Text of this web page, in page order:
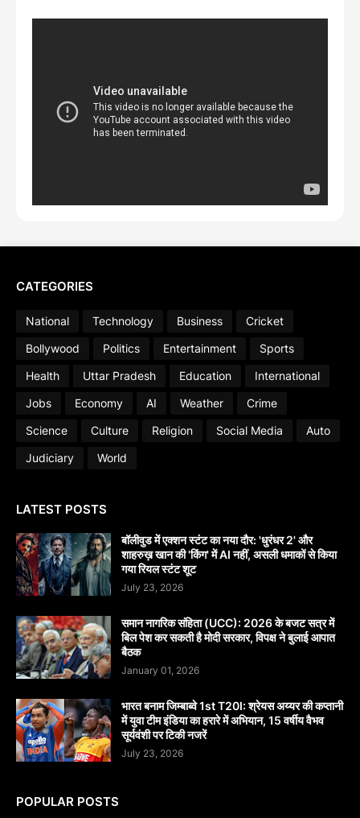
CATEGORIES
National Technology Business
Cricket
Bollywood
Politics Entertainment
Sports
Health
Uttar Pradesh Education
International
Jobs
Economy AI Weather
Crime
Science
Culture Religion Social Media
Auto
Judiciary
World
LATEST POSTS
बॉलीवुड में एक्शन स्टंट का नया दौर: 'धुरंधर 2' और
शाहरुख़ खान की 'किंग' में AI नहीं, असली धमाकों से किया
गया रियल स्टंट शूट
July 23, 2026
समान नागरिक संहिता (UCC): 2026 के बजट सत्र में
बिल पेश कर सकती है मोदी सरकार, विपक्ष ने बुलाई आपात
बैठक
January 01, 2026
भारत बनाम जिम्बाब्वे 1st T20I: श्रेयस अय्यर की कप्तानी
में युवा टीम इंडिया का हरारे में अभियान, 15 वर्षीय वैभव
सूर्यवंशी पर टिकी नजरें
July 23, 2026
POPULAR POSTS